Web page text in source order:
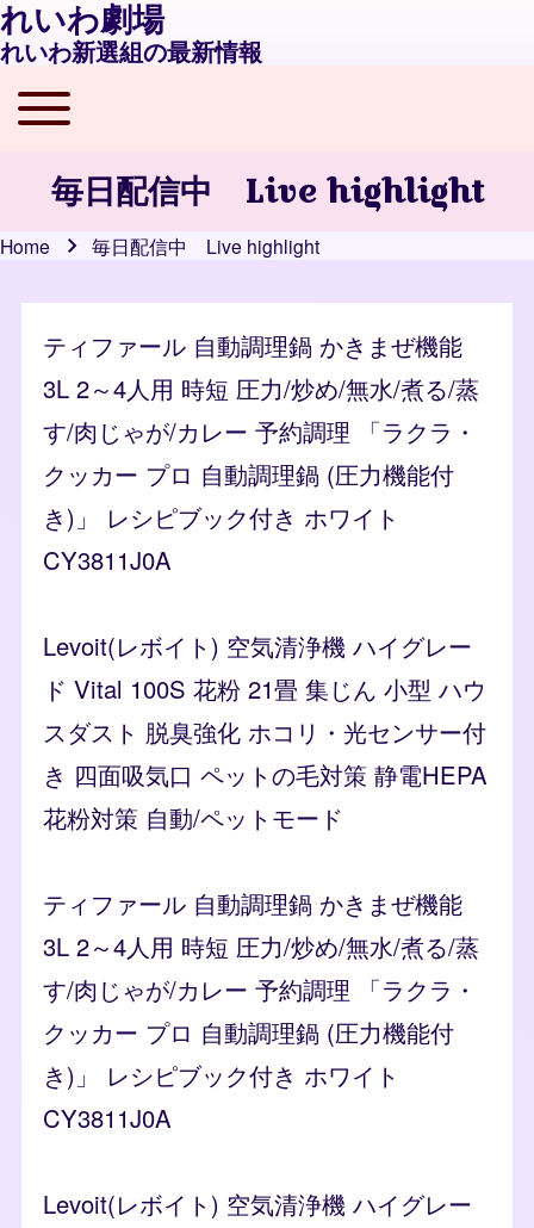
れいわ劇場
れいわ新選組の最新情報
Main navigation
Toggle main menu
毎日配信中 Live highlight
Home 毎日配信中 Live highlight
ティファール 自動調理鍋 かきまぜ機能
3L 2～4人用 時短 圧力/炒め/無水/煮る/蒸
す/肉じゃが/カレー 予約調理 「ラクラ・
クッカー プロ 自動調理鍋 (圧力機能付
き)」 レシピブック付き ホワイト
CY3811J0A
Levoit(レボイト) 空気清浄機 ハイグレー
ド Vital 100S 花粉 21畳 集じん 小型 ハウ
スダスト 脱臭強化 ホコリ・光センサー付
き 四面吸気口 ペットの毛対策 静電HEPA
花粉対策 自動/ペットモード
ティファール 自動調理鍋 かきまぜ機能
3L 2～4人用 時短 圧力/炒め/無水/煮る/蒸
す/肉じゃが/カレー 予約調理 「ラクラ・
クッカー プロ 自動調理鍋 (圧力機能付
き)」 レシピブック付き ホワイト
CY3811J0A
Levoit(レボイト) 空気清浄機 ハイグレー